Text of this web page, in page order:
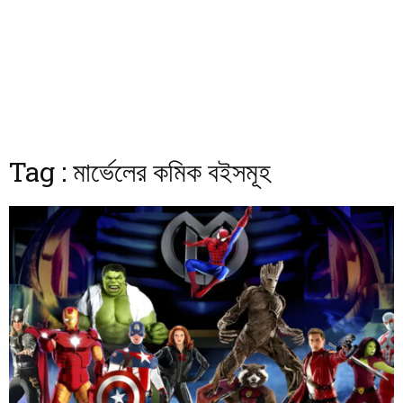
Tag : মার্ভেলের কমিক বইসমূহ